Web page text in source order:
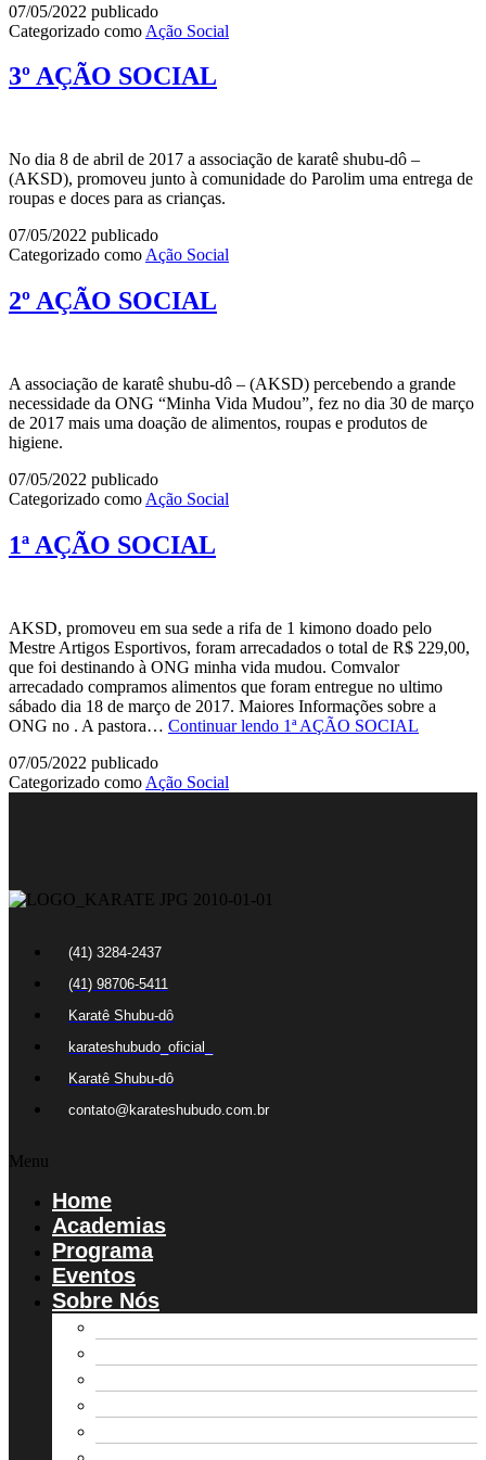
07/05/2022 publicado
Categorizado como Ação Social
3º AÇÃO SOCIAL
No dia 8 de abril de 2017 a associação de karatê shubu-dô –
(AKSD), promoveu junto à comunidade do Parolim uma entrega de
roupas e doces para as crianças.
07/05/2022 publicado
Categorizado como Ação Social
2º AÇÃO SOCIAL
A associação de karatê shubu-dô – (AKSD) percebendo a grande
necessidade da ONG “Minha Vida Mudou”, fez no dia 30 de março
de 2017 mais uma doação de alimentos, roupas e produtos de
higiene.
07/05/2022 publicado
Categorizado como Ação Social
1ª AÇÃO SOCIAL
AKSD, promoveu em sua sede a rifa de 1 kimono doado pelo
Mestre Artigos Esportivos, foram arrecadados o total de R$ 229,00,
que foi destinando à ONG minha vida mudou. Comvalor
arrecadado compramos alimentos que foram entregue no ultimo
sábado dia 18 de março de 2017. Maiores Informações sobre a
ONG no . A pastora… Continuar lendo 1ª AÇÃO SOCIAL
07/05/2022 publicado
Categorizado como Ação Social
(41) 3284-2437
(41) 98706-5411
Karatê Shubu-dô
karateshubudo_oficial_
Karatê Shubu-dô
contato@karateshubudo.com.br
Menu
Home
Academias
Programa
Eventos
Sobre Nós